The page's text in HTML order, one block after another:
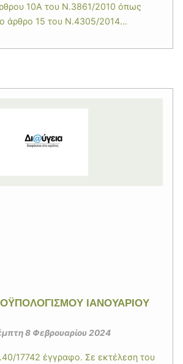
10Α του Ν.3861/2010 όπως
άρθρο 15 του Ν.4305/2014...
ΙΑΝΟΥΑΡΙΟΥ
8 Φεβρουαρίου 2024
17742 έγγραφο. Σε εκτέλεση του